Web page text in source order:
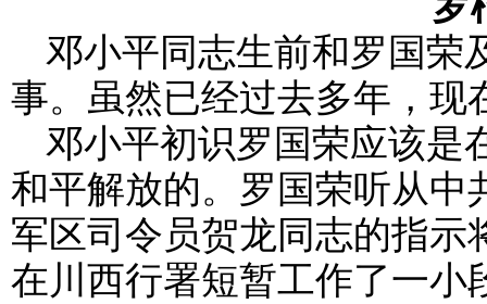
邓小平同志生前和罗国荣
事。虽然已经过去多年，现
邓小平初识罗国荣应该是
和平解放的。罗国荣听从中
军区司令员贺龙同志的指示
在川西行署短暂工作了一小